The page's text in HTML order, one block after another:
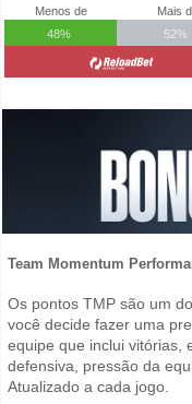
Menos de
48%
Mais
52%
Team Momentum
Os pontos TMP são um
você decide fazer uma
equipe que inclui vitórias,
defensiva, pressão da
Atualizado a cada jogo.